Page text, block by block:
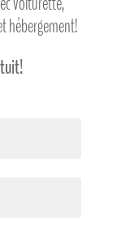
hébergement!